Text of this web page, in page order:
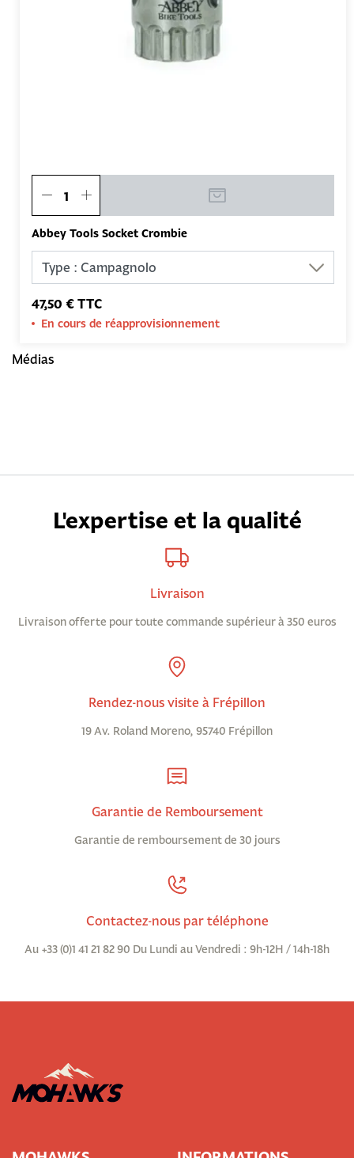
Abbey Tools Socket Crombie
47,50 € TTC
En cours de réapprovisionnement
Médias
L'expertise et la qualité
Livraison
Livraison offerte pour toute commande supérieur à 350 euros
Rendez-nous visite à Frépillon
19 Av. Roland Moreno, 95740 Frépillon
Garantie de Remboursement
Garantie de remboursement de 30 jours
Contactez-nous par téléphone
Au +33 (0)1 41 21 82 90 Du Lundi au Vendredi : 9h-12H / 14h-18h